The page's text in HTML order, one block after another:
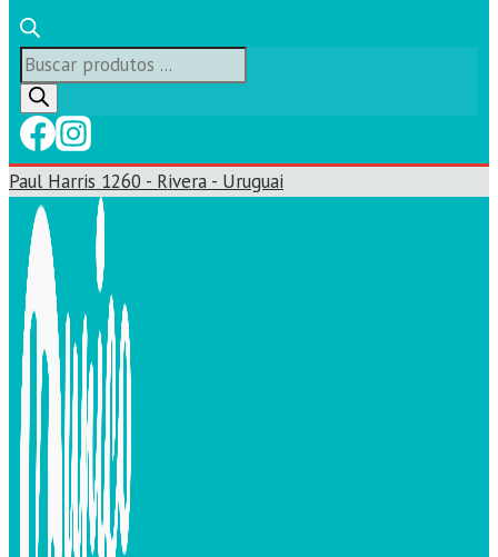
Búsqueda
de
productos
Paul Harris 1260 - Rivera - Uruguai